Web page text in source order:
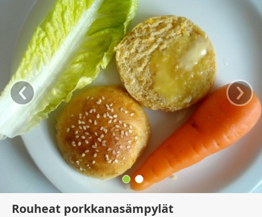
‹ ›
Rouheat porkkanasämpylät